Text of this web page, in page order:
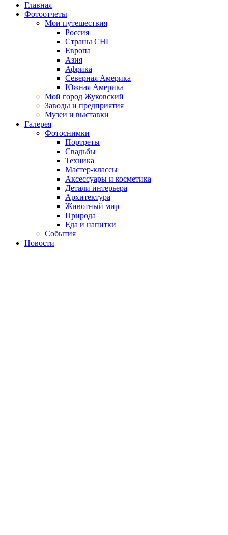
Главная
Фотоотчеты
Мои путешествия
Россия
Страны СНГ
Европа
Азия
Африка
Северная Америка
Южная Америка
Мой город Жуковский
Заводы и предприятия
Музеи и выставки
Галерея
Фотоснимки
Портреты
Свадьбы
Техника
Мастер-классы
Аксессуары и косметика
Детали интерьера
Архитектура
Животный мир
Природа
Еда и напитки
События
Новости